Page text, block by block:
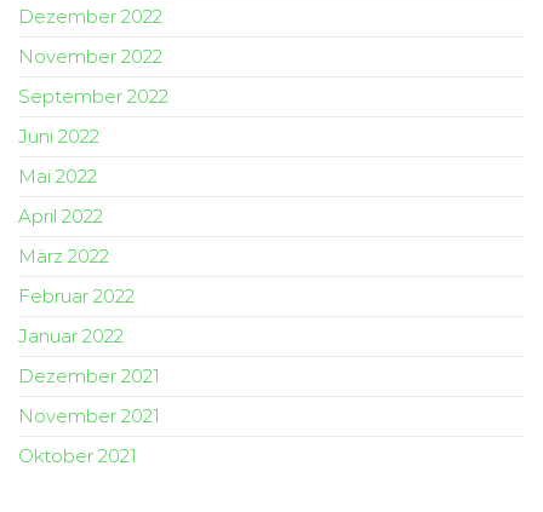
Dezember 2022
November 2022
September 2022
Juni 2022
Mai 2022
April 2022
März 2022
Februar 2022
Januar 2022
Dezember 2021
November 2021
Oktober 2021